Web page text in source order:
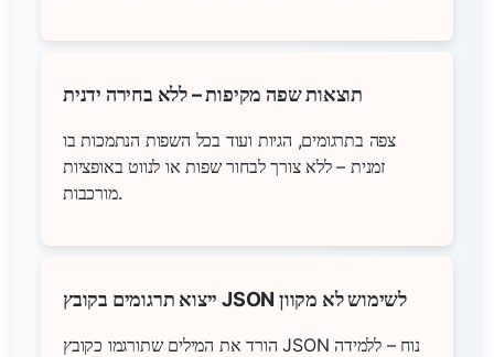
תוצאות שפה מקיפות – ללא בחירה ידנית
צפה בתרגומים, הגיות ועוד בכל השפות הנתמכות בו
זמנית – ללא צורך לבחור שפות או לנווט באופציות
מורכבות.
ייצוא תרגומים בקובץ JSON לשימוש לא מקוון
הורד את המילים שתורגמו כקובץ JSON נוח – ללמידה